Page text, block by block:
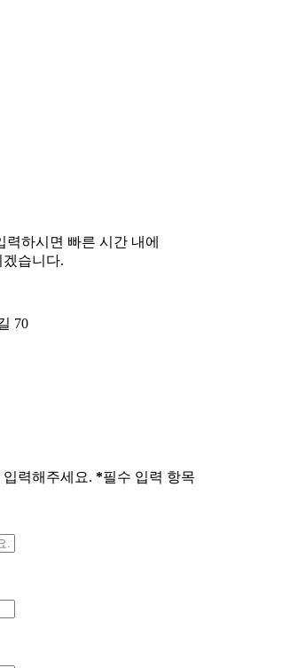
력하시면 빠른 시간 내 에
습니다.
70
력해주세요. *필수 입력 항목